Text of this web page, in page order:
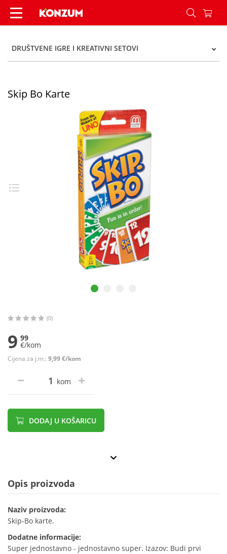
Skip Bo Karte - Konzum
DRUŠTVENE IGRE I KREATIVNI SETOVI
Skip Bo Karte
(0)
9 99
€/kom
Cijena za j.m.: 9,99 €/kom
kom
DODAJ U KOŠARICU
Opis proizvoda
Naziv proizvoda:
Skip-Bo karte.
Dodatne informacije:
Super jednostavno - jednostavno super. Izazov: Budi prvi